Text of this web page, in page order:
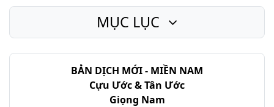
I Cô-rinh-tô - Chương 15
BẢN DỊCH MỚI - MIỀN NAM
Cựu Ước & Tân Ước
Giọng Nam
MỤC LỤC